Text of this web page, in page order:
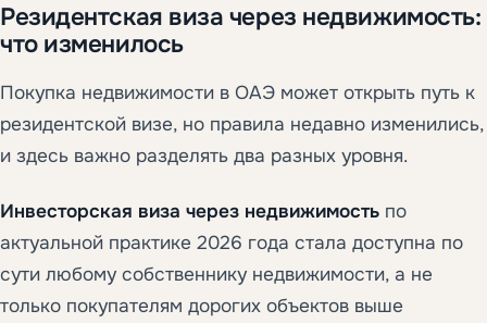
Резидентская виза через недвижимость:
что изменилось
Покупка недвижимости в ОАЭ может открыть путь к
резидентской визе, но правила недавно изменились,
и здесь важно разделять два разных уровня.
Инвесторская виза через недвижимость по
актуальной практике 2026 года стала доступна по
сути любому собственнику недвижимости, а не
только покупателям дорогих объектов выше